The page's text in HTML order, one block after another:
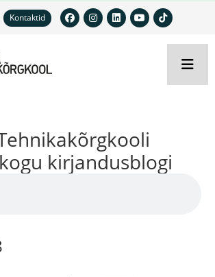
Kontaktid
kirjandusblogi